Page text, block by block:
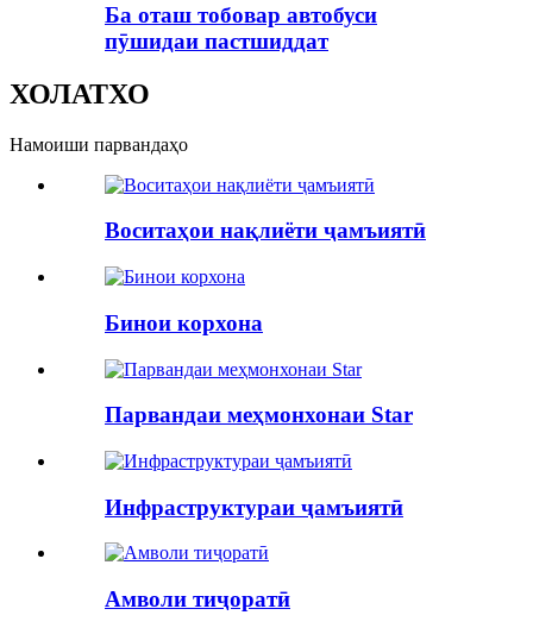
Ба оташ тобовар автобуси
пӯшидаи пастшиддат
ХОЛАТХО
Намоиши парвандаҳо
Воситаҳои нақлиёти ҷамъиятӣ
Бинои корхона
Парвандаи меҳмонхонаи Star
Инфраструктураи ҷамъиятӣ
Амволи тиҷоратӣ